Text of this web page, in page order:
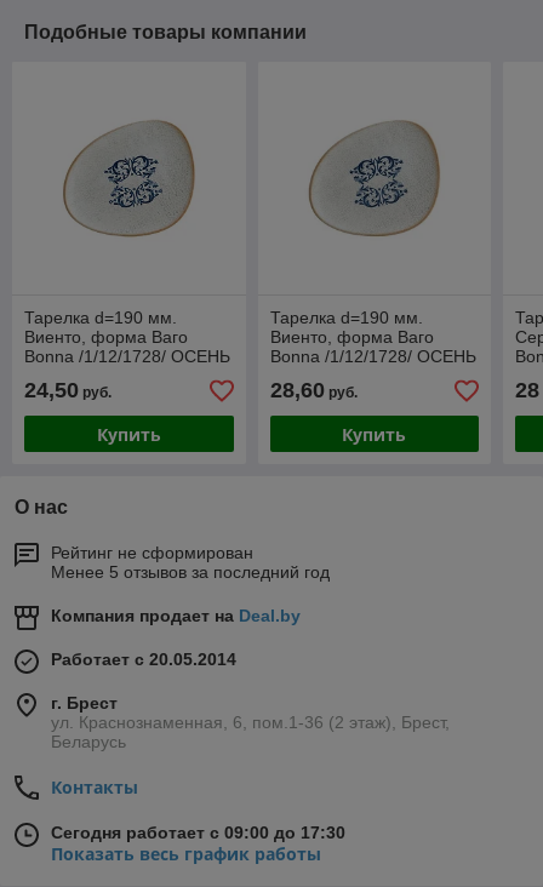
Подобные товары компании
Тарелка d=190 мм.
Виенто, форма Ваго
Bonna /1/12/1728/ ОСЕНЬ
24,50 руб.
Купить
Тарелка d=190 мм.
Виенто, форма Ваго
Bonna /1/12/1728/ ОСЕНЬ
28,60руб.
Купить
28
О нас
Рейтинг не сформирован
Менее 5 отзывов за последний год
Компания продает на Deal.by
Работает с 20.05.2014
г. Брест
ул. Краснознаменная, 6, пом.1-36 (2 этаж), Брест,
Беларусь
Контакты
Сегодня работает с 09:00 до 17:30
Показать весь график работы